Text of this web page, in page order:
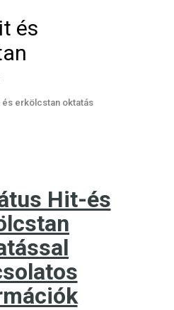
és
és erkölcstan oktatás
Hit-és